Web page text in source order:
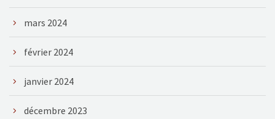
mars 2024
février 2024
janvier 2024
décembre 2023